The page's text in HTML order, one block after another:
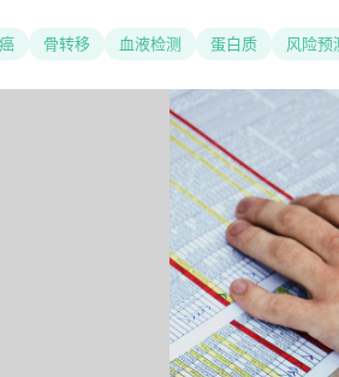
骨转移 血液检测 蛋白质 风险预